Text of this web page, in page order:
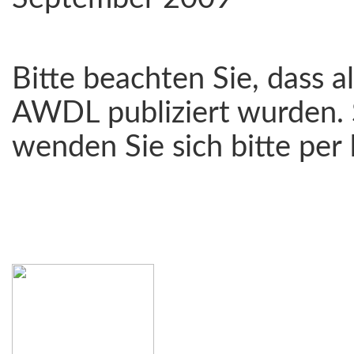
Bitte beachten Sie, dass
AWDL publiziert wurden.
wenden Sie sich bitte